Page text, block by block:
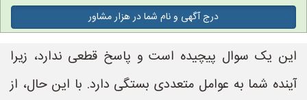
درج آگهی و نام شما در هزار مشاور
این یک سوال پیچیده است و پاسخ قطعی ندارد، زیرا
آینده شما به عوامل متعددی بستگی دارد. با این حال، از